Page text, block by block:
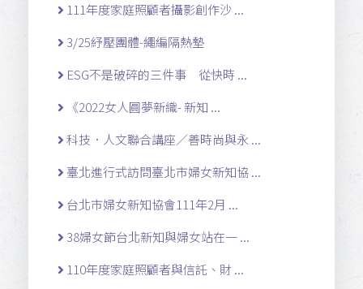
111年度家庭照顧者攝影創作沙 ...
3/25紓壓團體-繩編隔熱墊
ESG不是破碎的三件事 從快時 ...
《2022女人圓夢新織- 新知 ...
科技．人文聯合講座／善時尚與永 ...
臺北進行式訪問臺北市婦女新知協 ...
台北市婦女新知協會111年2月 ...
38婦女節台北新知與婦女站在一 ...
110年度家庭照顧者與信託、財 ...